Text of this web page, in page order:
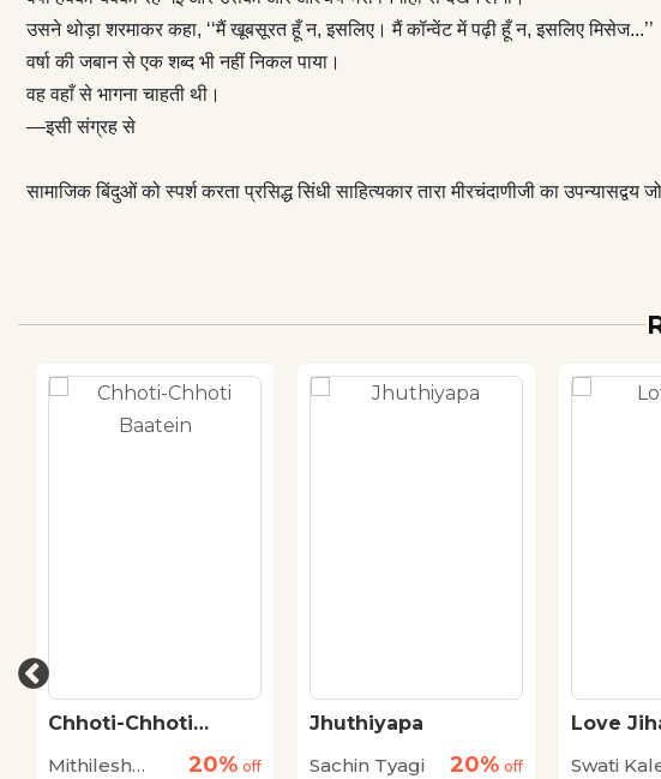
उसने थोड़ा शरमाकर कहा, ‘‘मैं खूबसूरत हूँ न, इसलिए। मैं कॉन्वेंट में पढ़ी हूँ न, इसलिए मिसेज...’’
वर्षा की जबान से एक शब्द भी नहीं निकल पाया।
वह वहाँ से भागना चाहती थी।
—इसी संग्रह से
सामाजिक बिंदुओं को स्पर्श करता प्रसिद्ध सिंधी साहित्यकार तारा मीरचंदाणीजी का
Chhoti-Chhoti
Mithilesh
20% off
Jhuthiyapa
Sachin Tyagi
20% off
Love
Swati